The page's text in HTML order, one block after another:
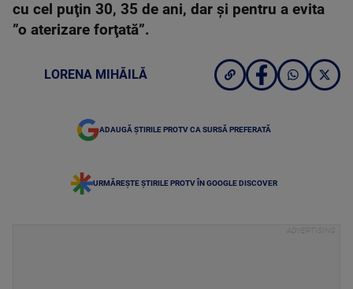
cu cel puţin 30, 35 de ani, dar şi pentru a evita
”o aterizare forţată”.
LORENA MIHĂILĂ
ADAUGĂ ȘTIRILE PROTV CA SURSĂ PREFERATĂ
URMĂREȘTE ȘTIRILE PROTV ÎN GOOGLE DISCOVER